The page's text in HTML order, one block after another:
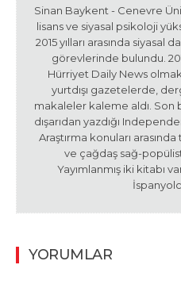
Sinan Baykent - Cenevre
lisans ve siyasal psikoloji
2015 yılları arasında siyasal
görevlerinde bulundu.
Hürriyet Daily News
yurtdışı gazetelerde,
makaleler kaleme aldı. Son
dışarıdan yazdığı
Araştırma konuları
ve çağdaş sağ-
Yayımlanmış iki kitabı
YORUMLAR